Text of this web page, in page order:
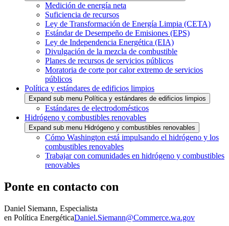
Medición de energía neta
Suficiencia de recursos
Ley de Transformación de Energía Limpia (CETA)
Estándar de Desempeño de Emisiones (EPS)
Ley de Independencia Energética (EIA)
Divulgación de la mezcla de combustible
Planes de recursos de servicios públicos
Moratoria de corte por calor extremo de servicios
públicos
Política y estándares de edificios limpios
Expand sub menu Política y estándares de edificios limpios
Estándares de electrodomésticos
Hidrógeno y combustibles renovables
Expand sub menu Hidrógeno y combustibles renovables
Cómo Washington está impulsando el hidrógeno y los
combustibles renovables
Trabajar con comunidades en hidrógeno y combustibles
renovables
Ponte en contacto con
Daniel Siemann, Especialista
en Política EnergéticaDaniel.Siemann@Commerce.wa.gov